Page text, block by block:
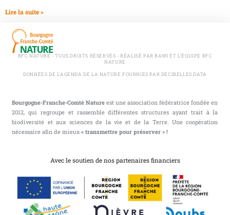
Lire la suite »
BFC NATURE - TOUS DROITS RÉSERVÉS - RÉALISÉ PAR BAWI ET L'ÉQUIPE BFC
NATURE
DONNÉES DE L'AGENDA DE LA NATURE FOURNIES PAR DÉCIBELLES DATA
Bourgogne-Franche-Comté Nature est une association fédératrice fondée en
2012, qui regroupe et rassemble différentes structures ayant trait à la
biodiversité et aux sciences de la vie et de la Terre. Une coopération
nécessaire afin de mieux« transmettre pour préserver » !
Avec le soutien de nos partenaires financiers